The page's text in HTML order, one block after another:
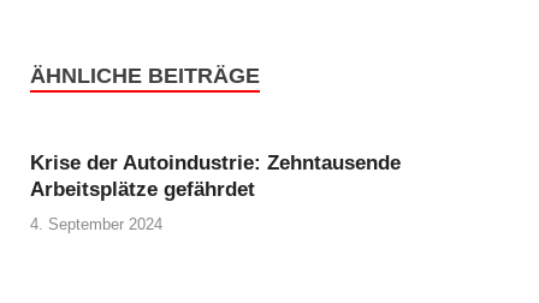
ÄHNLICHE BEITRÄGE
Krise der Autoindustrie: Zehntausende
Arbeitsplätze gefährdet
4. September 2024